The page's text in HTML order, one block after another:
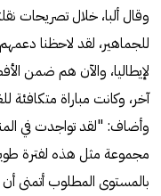
وقال ألبا، خلال تصريحات
للجماهير، لقد لاحظنا
لإيطاليا، والآن هم ضمن
آخر، وكانت مباراة متكافئة
مجموعة مثل هذه لفترة
بالمستوى المطلوب أتمنى